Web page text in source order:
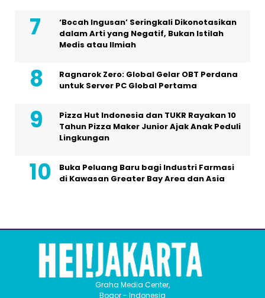
‘Bocah Ingusan’ Seringkali Dikonotasikan
dalam Arti yang Negatif, Bukan Istilah
Medis atau Ilmiah
Ragnarok Zero: Global Gelar OBT Perdana
untuk Server PC Global Pertama
Pizza Hut Indonesia dan TUKR Rayakan 10
Tahun Pizza Maker Junior Ajak Anak Peduli
Lingkungan
Buka Peluang Baru bagi Industri Farmasi
di Kawasan Greater Bay Area dan Asia
Graha Media Center,
Bogor - Indonesia